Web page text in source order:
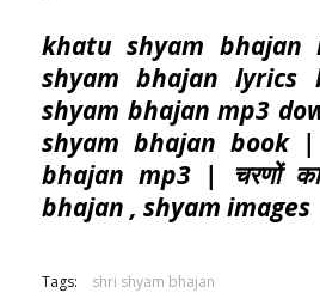
khatu shyam
shyam bhajan
shyam bhajan mp3
shyam bhajan book
bhajan mp3 | चरणों
bhajan , shyam images
Tags: shri shyam bhajan